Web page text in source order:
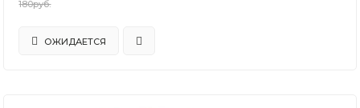
180руб.
ОЖИДАЕТСЯ